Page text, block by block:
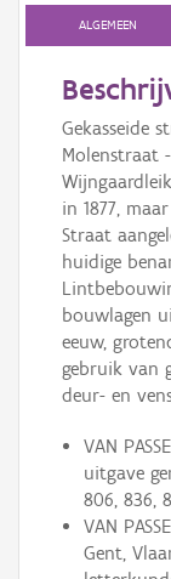
Persoon of collectief
Downloads
Hergebruik
Aanmelden
ALGEMEEN
Gekasseide
Molenstraat
in 1877,
Straat
huidige
bouwlagen
eeuw,
gebruik van
deur- en
VAN
uitgave
806, 836,
VAN
Gent,